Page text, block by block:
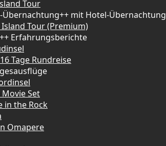
Tour
++ mit Hotel-Übernachtung
Island Tour (Premium)
++ Erfahrungsberichte
Tage Rundreise
Set
in the Rock
Omapere